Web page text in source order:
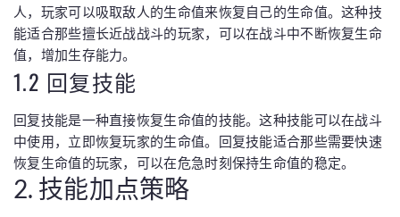
人，玩家可以吸取敌人的生命值来恢复自己的生命值。这种技
能适合那些擅长近战战斗的玩家，可以在战斗中不断恢复生命
值，增加生存能力。
1.2 回复技能
回复技能是一种直接恢复生命值的技能。这种技能可以在战斗
中使用，立即恢复玩家的生命值。回复技能适合那些需要快速
恢复生命值的玩家，可以在危急时刻保持生命值的稳定。
2. 技能加点策略